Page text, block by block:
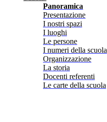
Panoramica
Presentazione
I nostri spazi
I luoghi
Le persone
I numeri della scuola
Organizzazione
La storia
Docenti referenti
Le carte della scuola